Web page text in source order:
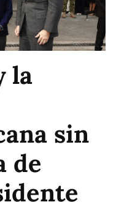
la
sin
de